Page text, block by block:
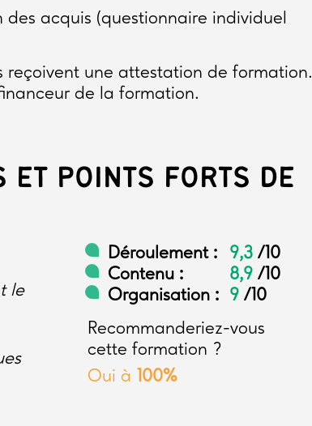
acquis (questionnaire individuel
reçoivent une attestation de formation.
de la formation.
ET POINTS FORTS DE
le
Déroulement : 9,3 /10
Contenu :
8,9 /10
Organisation :
9 /10
Recommanderiez-vous
cette formation ?
Oui à
100%